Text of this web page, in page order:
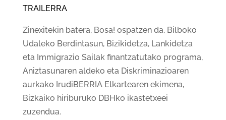
TRAILERRA
Zinexitekin batera, Bosa! ospatzen da, Bilboko
Udaleko Berdintasun, Bizikidetza, Lankidetza
eta Immigrazio Sailak finantzatutako programa,
Aniztasunaren aldeko eta Diskriminazioaren
aurkako IrudiBERRIA Elkartearen ekimena,
Bizkaiko hiriburuko DBHko ikastetxeei
zuzendua.